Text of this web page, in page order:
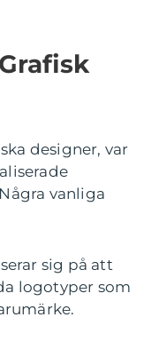
designer, var
vanliga
sig på att
logotyper som